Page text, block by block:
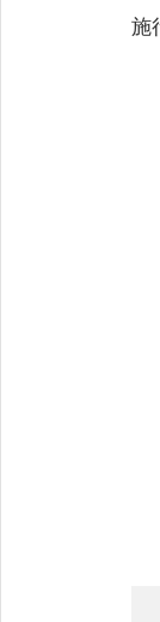
施